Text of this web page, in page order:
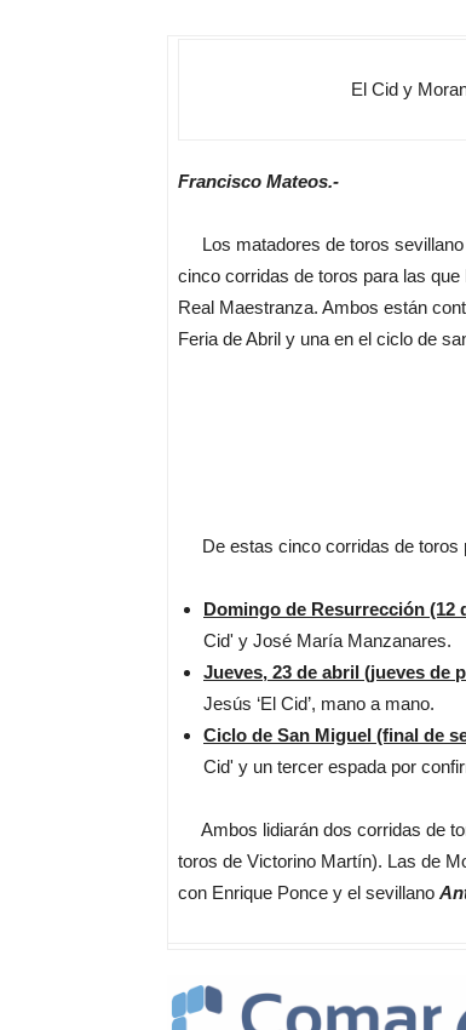
El Cid y
Francisco Mateos.-
Los matadores de toros sevillano
cinco corridas de toros para las
Real Maestranza. Ambos están
Feria de Abril y una en el ciclo de
De estas cinco corridas de toros
Domingo de Resurrección (12
Cid' y José María Manzanares.
Jueves, 23 de abril (jueves de
Jesús ‘El Cid’, mano a mano.
Ciclo de San Miguel (final de
Cid' y un tercer espada por
Ambos lidiarán dos corridas de
toros de Victorino Martín). Las de
con Enrique Ponce y el sevillano